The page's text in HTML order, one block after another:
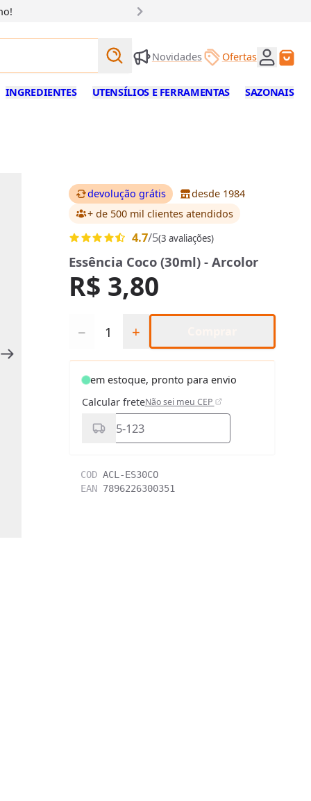
Buscar produtos
Buscar
Novidades Ofertas
INGREDIENTES UTENSÍLIOS E FERRAMENTAS SAZONAIS
devolução grátis
desde 1984
+ de 500 mil clientes atendidos
4.7/5(3 avaliações)
Essência Coco (30ml) - Arcolor
R$ 3,80
− +
em estoque, pronto para envio
Calcular freteNão sei meu CEP
COD ACL-ES30CO
EAN 7896226300351